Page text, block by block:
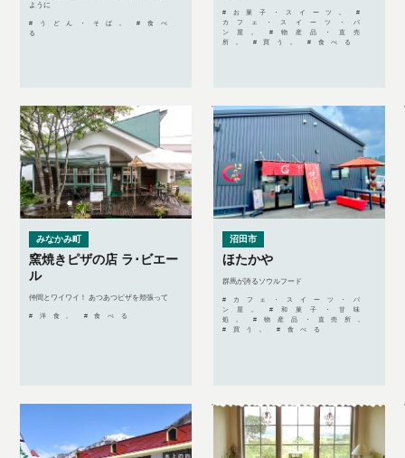
ように
#うどん・そば, #食べ
る
#お菓子・スイーツ, #
カフェ・スイーツ・パ
ン屋, #物産品・直売
所, #買う, #食べる
みなかみ町
窯焼きピザの店 ラ･ビエー
ル
仲間とワイワイ！ あつあつピザを頬張って
#洋食, #食べる
沼田市
ほたかや
群馬が誇るソウルフード
#カフェ・スイーツ・パ
ン屋, #和菓子・甘味
処, #物産品・直売所,
#買う, #食べる